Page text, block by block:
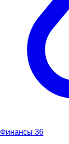
Финансы 36